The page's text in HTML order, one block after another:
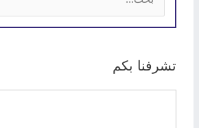
ح
تشرفنا بكم